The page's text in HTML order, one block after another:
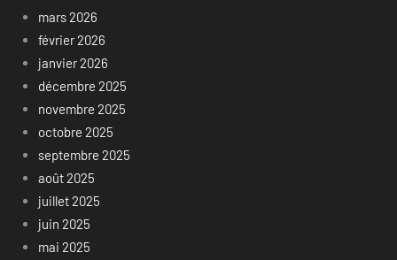
mars 2026
février 2026
janvier 2026
décembre 2025
novembre 2025
octobre 2025
septembre 2025
août 2025
juillet 2025
juin 2025
mai 2025